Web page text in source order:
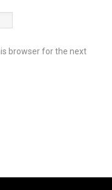
browser for the next